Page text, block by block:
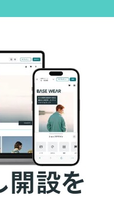
開設を